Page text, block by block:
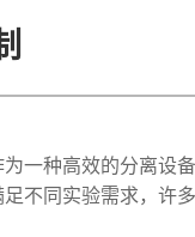
一种高效的分离设
不同实验需求，许